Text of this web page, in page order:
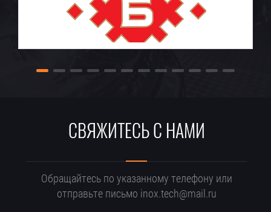
СВЯЖИТЕСЬ С НАМИ
Обращайтесь по указанному телефону или
отправьте письмо inox.tech@mail.ru